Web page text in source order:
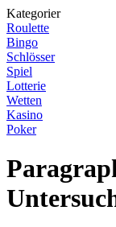
Kategorier
Roulette
Bingo
Schlösser
Spiel
Lotterie
Wetten
Kasino
Poker